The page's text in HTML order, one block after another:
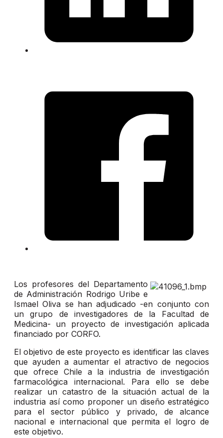
Los profesores del Departamento
de Administración Rodrigo Uribe e
Ismael Oliva se han adjudicado -en conjunto con
un grupo de investigadores de la Facultad de
Medicina- un proyecto de investigación aplicada
financiado por CORFO.
El objetivo de este proyecto es identificar las claves
que ayuden a aumentar el atractivo de negocios
que ofrece Chile a la industria de investigación
farmacológica internacional. Para ello se debe
realizar un catastro de la situación actual de la
industria así como proponer un diseño estratégico
para el sector público y privado, de alcance
nacional e internacional que permita el logro de
este objetivo.